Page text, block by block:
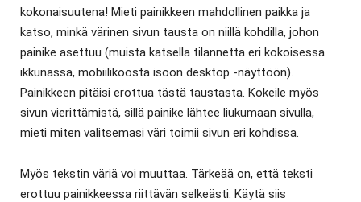
kokonaisuutena! Mieti painikkeen mahdollinen paikka ja
katso, minkä värinen sivun tausta on niillä kohdilla, johon
painike asettuu (muista katsella tilannetta eri kokoisessa
ikkunassa, mobiilikoosta isoon desktop -näyttöön).
Painikkeen pitäisi erottua tästä taustasta. Kokeile myös
sivun vierittämistä, sillä painike lähtee liukumaan sivulla,
mieti miten valitsemasi väri toimii sivun eri kohdissa.
Myös tekstin väriä voi muuttaa. Tärkeää on, että teksti
erottuu painikkeessa riittävän selkeästi. Käytä siis